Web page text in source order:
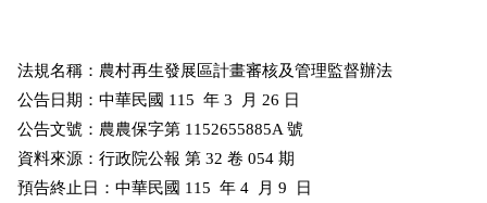
法規名稱：農村再生發展區計畫審核及管理監督辦法
公告日期：中華民國 115  年 3  月 26 日
公告文號：農農保字第 1152655885A 號
資料來源：行政院公報 第 32 卷 054 期
預告終止日：中華民國 115  年 4  月 9  日